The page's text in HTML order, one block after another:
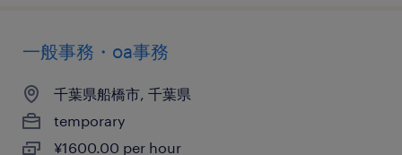
一般事務・oa事務
千葉県船橋市, 千葉県
temporary
¥1600.00 per hour